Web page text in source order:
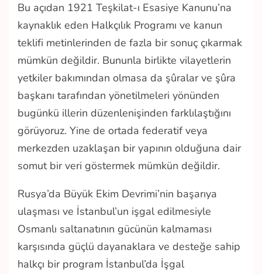
Bu açıdan 1921 Teşkilat-ı Esasiye Kanunu’na
kaynaklık eden Halkçılık Programı ve kanun
teklifi metinlerinden de fazla bir sonuç çıkarmak
mümkün değildir. Bununla birlikte vilayetlerin
yetkiler bakımından olmasa da şûralar ve şûra
başkanı tarafından yönetilmeleri yönünden
bugünkü illerin düzenlenişinden farklılaştığını
görüyoruz. Yine de ortada federatif veya
merkezden uzaklaşan bir yapının olduğuna dair
somut bir veri göstermek mümkün değildir.
Rusya’da Büyük Ekim Devrimi’nin başarıya
ulaşması ve İstanbul’un işgal edilmesiyle
Osmanlı saltanatının gücünün kalmaması
karşısında güçlü dayanaklara ve desteğe sahip
halkçı bir program İstanbul’da İşgal